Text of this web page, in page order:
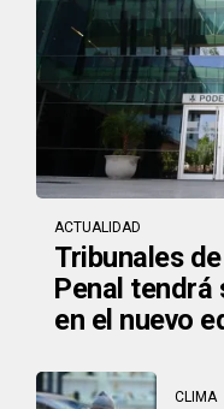
ACTUALIDAD
Tribunales
Penal tendrá
en el nuevo
CLIMA